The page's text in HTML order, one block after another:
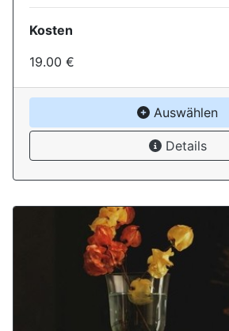
Kosten
19.00 €
Auswählen
Details